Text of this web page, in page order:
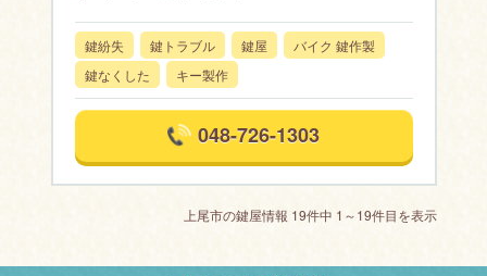
鍵紛失 鍵トラブル 鍵屋
バイク 鍵作製
鍵なくした
キー製作
048-726-1303
上尾市の鍵屋情報 19件中 1～19件目を表示